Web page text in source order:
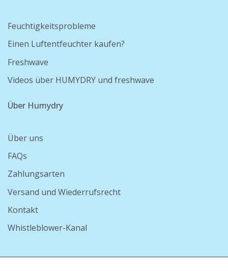
Feuchtigkeitsprobleme
Einen Luftentfeuchter kaufen?
Freshwave
Videos über HUMYDRY und freshwave
Über Humydry
Über uns
FAQs
Zahlungsarten
Versand und Wiederrufsrecht
Kontakt
Whistleblower-Kanal